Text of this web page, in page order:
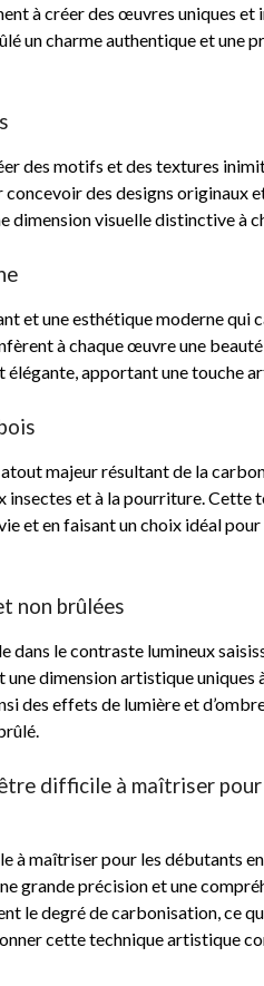
à créer des œuvres uniques
un charme authentique et une
des motifs et des textures
concevoir des designs
visuelle distinctive à
et une esthétique moderne
à chaque œuvre une
élégante, apportant une touche
majeur résultant de la
insectes et à la pourriture.
et en faisant un choix idéal
non brûlées
le contraste lumineux
dimension artistique
des effets de lumière et
difficile à maîtriser
maîtriser pour les débutants
grande précision et une
le degré de carbonisation, ce
cette technique artistique